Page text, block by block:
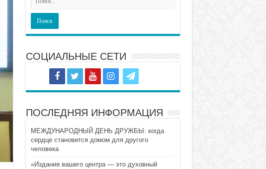
СОЦИАЛЬНЫЕ СЕТИ
ПОСЛЕДНЯЯ ИНФОРМАЦИЯ
МЕЖДУНАРОДНЫЙ ДЕНЬ ДРУЖБЫ: когда
сердце становится домом для другого
человека
«Издания вашего центра — это духовный